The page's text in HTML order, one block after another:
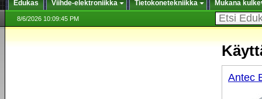
Edukas Viihde-elektroniikka Tietokonetekniikka Mukana
8/6/2026 10:09:45 PM
Antec